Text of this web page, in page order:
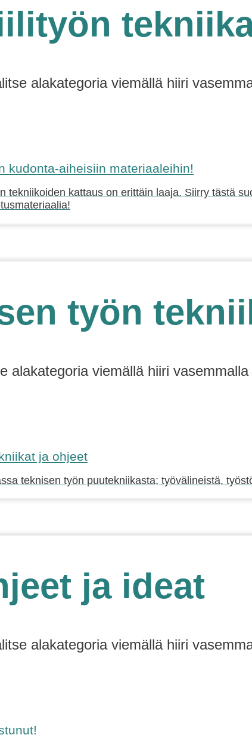
alakategoria viemällä hiiri
kudonta-aiheisiin materiaaleihin!
tekniikoiden kattaus on erittäin laaja. Siirry tästä
työn
alakategoria viemällä hiiri
ja ohjeet
teknisen työn puutekniikasta; työvälineistä,
ja ideat
alakategoria viemällä hiiri